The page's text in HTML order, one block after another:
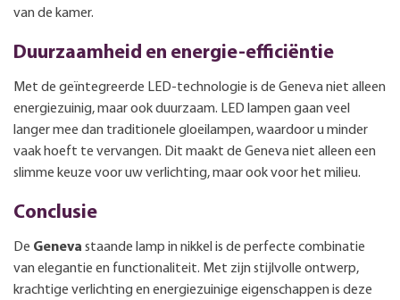
van de kamer.
Duurzaamheid en energie-efficiëntie
Met de geïntegreerde LED-technologie is de Geneva niet alleen
energiezuinig, maar ook duurzaam. LED lampen gaan veel
langer mee dan traditionele gloeilampen, waardoor u minder
vaak hoeft te vervangen. Dit maakt de Geneva niet alleen een
slimme keuze voor uw verlichting, maar ook voor het milieu.
Conclusie
De Geneva staande lamp in nikkel is de perfecte combinatie
van elegantie en functionaliteit. Met zijn stijlvolle ontwerp,
krachtige verlichting en energiezuinige eigenschappen is deze